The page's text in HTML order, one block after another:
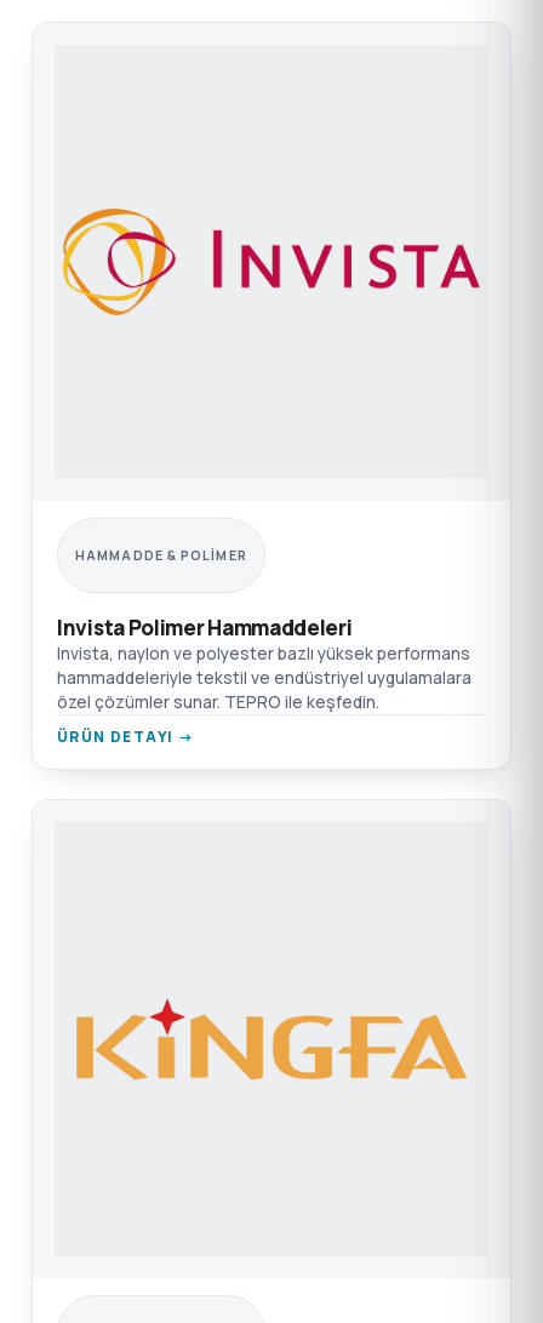
HAMMADDE & POLIMER
Invista Polimer Hammaddeleri
Invista, naylon ve polyester bazlı yüksek performans
hammaddeleriyle tekstil ve endüstriyel uygulamalara
özel çözümler sunar. TEPRO ile keşfedin.
ÜRÜN DETAYI →